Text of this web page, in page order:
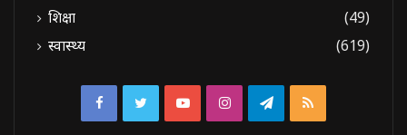
शिक्षा
(49)
स्वास्थ्य
(619)
FacebookTwitterYouTubeInstagramTelegram
RSS